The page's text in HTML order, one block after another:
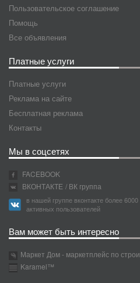
Пользовательское соглашение
Помощь
Все объявления
Платные услуги
Платные услуги
Реклама на сайте
Бесплатная реклама
Контакты
Мы в соцсетях
FACEBOOK
ВКОНТАКТЕ / ВК группа
в нашей группе вконтакте более 6000
активных пользователей
Вам может быть интересно
Маркет Дом - маркетплейс по
Karamel™